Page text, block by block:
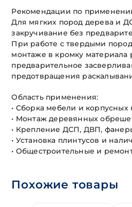
Рекомендации по
Для мягких пород дерева и
закручивание без
При работе с твердыми
монтаже в кромку материала
предварительное
предотвращения
Область применения:
• Сборка мебели и корпусных
• Монтаж деревянных
• Крепление ДСП, ДВП,
• Установка плинтусов и
• Общестроительные и
Похожие товары